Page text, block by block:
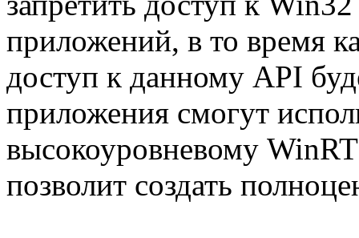
приложений, в то время
доступ к данному API
приложения смогут
высокоуровневому
позволит создать